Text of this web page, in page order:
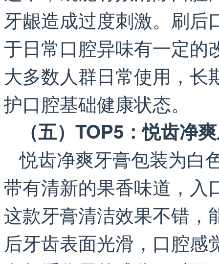
牙龈造成过度刺激。刷
于日常口腔异味有一定的
大多数人群日常使用，长
护口腔基础健康状态。
（五）TOP5：悦齿净
悦齿净爽牙膏包装为白
带有清新的果香味道，入
这款牙膏清洁效果不错，
后牙齿表面光滑，口腔